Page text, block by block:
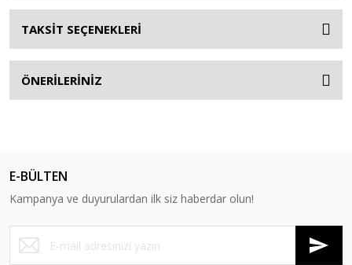
TAKSİT SEÇENEKLERİ
ÖNERİLERİNİZ
E-BÜLTEN
Kampanya ve duyurulardan ilk siz haberdar olun!